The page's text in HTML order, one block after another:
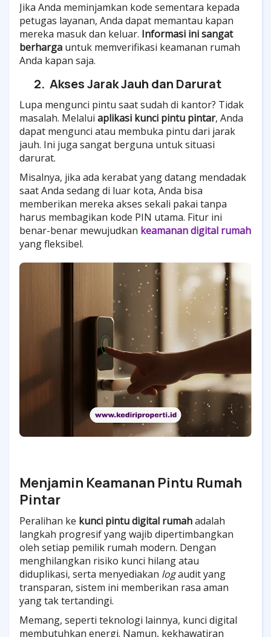
Jika Anda meminjamkan kode sementara kepada
petugas layanan, Anda dapat memantau kapan
mereka masuk dan keluar. Informasi ini sangat
berharga untuk memverifikasi keamanan rumah
Anda kapan saja.
2. Akses Jarak Jauh dan Darurat
Lupa mengunci pintu saat sudah di kantor? Tidak
masalah. Melalui aplikasi kunci pintu pintar, Anda
dapat mengunci atau membuka pintu dari jarak
jauh. Ini juga sangat berguna untuk situasi
darurat.
Misalnya, jika ada kerabat yang datang mendadak
saat Anda sedang di luar kota, Anda bisa
memberikan mereka akses sekali pakai tanpa
harus membagikan kode PIN utama. Fitur ini
benar-benar mewujudkan keamanan digital rumah
yang fleksibel.
Menjamin Keamanan Pintu Rumah
Pintar
Peralihan ke kunci pintu digital rumahadalah
langkah progresif yang wajib dipertimbangkan
oleh setiap pemilik rumah modern. Dengan
menghilangkan risiko kunci hilang atau
diduplikasi, serta menyediakan logaudit yang
transparan, sistem ini memberikan rasa aman
yang tak tertandingi.
Memang, seperti teknologi lainnya, kunci digital
membutuhkan energi. Namun, kekhawatiran